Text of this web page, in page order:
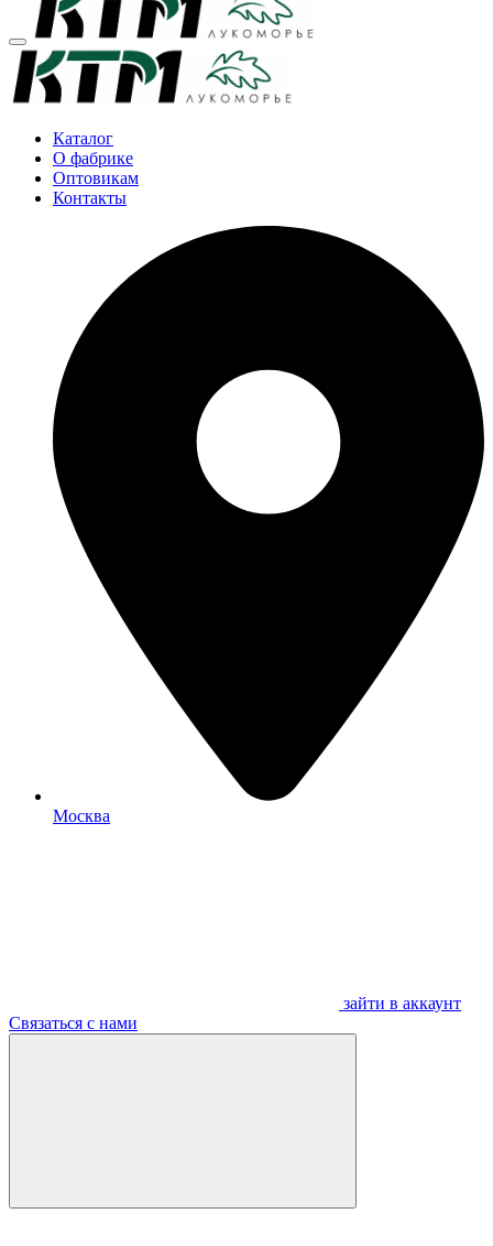
Каталог
О фабрике
Оптовикам
Контакты
Москва
зайти в аккаунт
Связаться с нами